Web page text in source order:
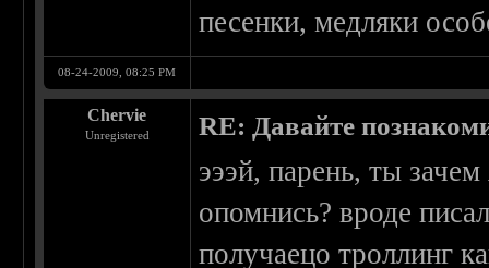
песенки, медляки
08-24-2009, 08:25 PM
Chervie
Unregistered RE: Давайте
эээй, парень, ты
опомнись? вроде
получаецо троллинг